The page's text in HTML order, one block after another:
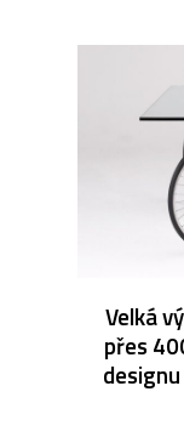
Velká
přes